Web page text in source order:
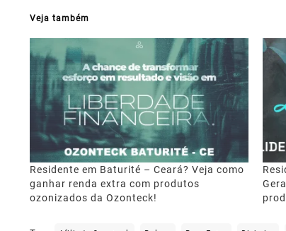
Veja também
Residente em Baturité – Ceará? Veja como
ganhar renda extra com produtos
ozonizados da Ozonteck!